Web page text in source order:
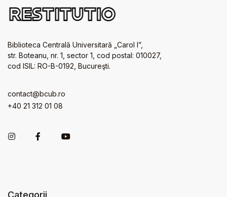
Biblioteca Centrală Universitară „Carol I”,
str. Boteanu, nr. 1, sector 1, cod postal: 010027,
cod ISIL: RO-B-0192, Bucureşti.
contact@bcub.ro
+40 21 312 01 08
Categorii